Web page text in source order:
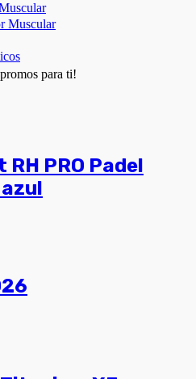
para ti!
PRO Padel
Muscular